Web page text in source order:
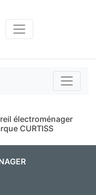
électroménager
CURTISS